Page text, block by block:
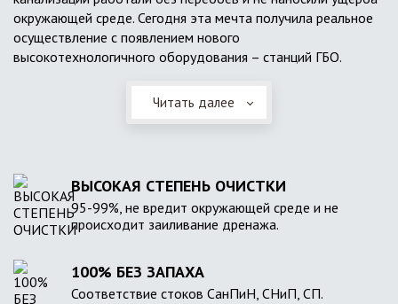
окружающей среде. Сегодня эта мечта получила реальное
осуществление с появлением нового
высокотехнологичного оборудования – станций ГБО.
Читать далее
ВЫСОКАЯ СТЕПЕНЬ ОЧИСТКИ
95-99%, не вредит окружающей среде и не
происходит заиливание дренажа.
100% БЕЗ ЗАПАХА
Соответствие стоков СанПиН, СНиП, СП.